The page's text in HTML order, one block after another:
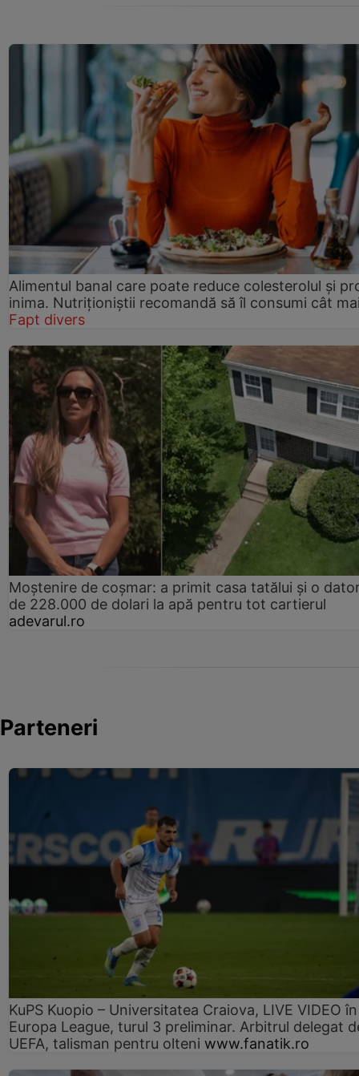
Alimentul banal care poate reduce colesterolul și
inima. Nutriționiștii recomandă să îl consumi cât
Fapt divers
Moștenire de coșmar: a primit casa tatălui și o
de 228.000 de dolari la apă pentru tot cartierul
adevarul.ro
Parteneri
KuPS Kuopio – Universitatea Craiova, LIVE VIDEO în
Europa League, turul 3 preliminar. Arbitrul delegat
UEFA, talisman pentru olteni www.fanatik.ro